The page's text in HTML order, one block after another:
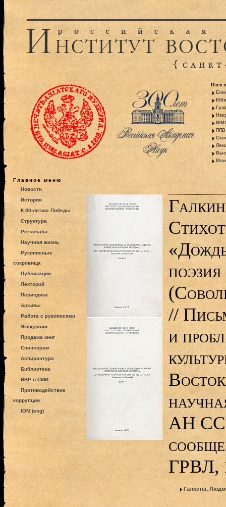
ППВ
Главное меню
Новости
История
К 80-летию Победы
Структура
Personalia
Научная жизнь
Рукописные
сокровища
Публикации
Лекторий
Периодика
Архивы
Работа с рукописями
Экскурсии
Продажа книг
Спонсорам
Аспирантура
Библиотека
ИВР в СМИ
Противодействие
коррупции
IOM (eng)
//
и
АН
ГРВЛ,
Галкина,